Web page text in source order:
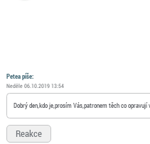
Petea píše:
Neděle 06.10.2019 13:54
Dobrý den,kdo je,prosím Vás,patronem těch co opravují
Reakce